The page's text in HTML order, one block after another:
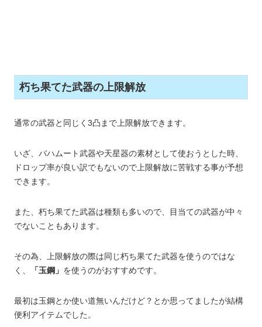
朽ち果てた武器の上限解放
通常の武器と同じく3凸まで上限解放できます。
いざ、バハムート武器や天星器の素材として使おうとした時、
ドロップ率が良い訳でもないので上限解放に苦戦する事が予想
できます。
また、朽ち果てた武器は種類も多いので、目当ての武器が中々
でないこともあります。
その為、上限解放の際は同じ朽ち果てた武器を使うのではな
く、
「玉鋼」 を使うのがおすすめです。
最初は玉鋼とか使い道無いんだけど？とか思ってましたが結構
便利アイテムでした。